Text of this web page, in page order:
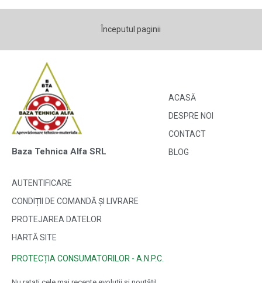
Începutul paginii
Baza Tehnica Alfa SRL
ACASĂ
DESPRE NOI
CONTACT
BLOG
AUTENTIFICARE
CONDIȚII DE COMANDĂ ȘI LIVRARE
PROTEJAREA DATELOR
HARTĂ SITE
PROTECȚIA CONSUMATORILOR - A.N.P.C.